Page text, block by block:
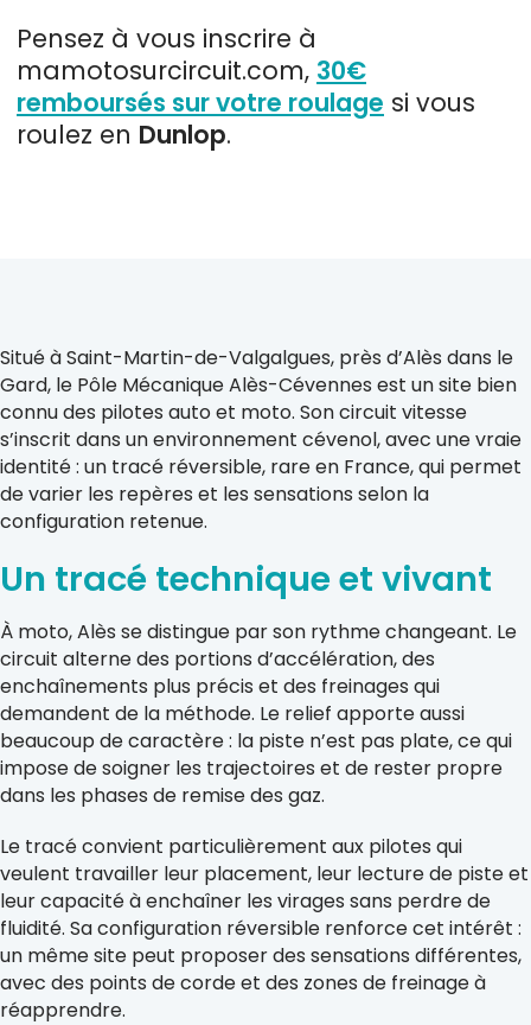
Pensez à vous inscrire à
mamotosurcircuit.com, 30€
remboursés sur votre roulage si vous
roulez en Dunlop.
Situé à Saint-Martin-de-Valgalgues, près d’Alès dans le
Gard, le Pôle Mécanique Alès-Cévennes est un site bien
connu des pilotes auto et moto. Son circuit vitesse
s’inscrit dans un environnement cévenol, avec une vraie
identité : un tracé réversible, rare en France, qui permet
de varier les repères et les sensations selon la
configuration retenue.
Un tracé technique et vivant
À moto, Alès se distingue par son rythme changeant. Le
circuit alterne des portions d’accélération, des
enchaînements plus précis et des freinages qui
demandent de la méthode. Le relief apporte aussi
beaucoup de caractère : la piste n’est pas plate, ce qui
impose de soigner les trajectoires et de rester propre
dans les phases de remise des gaz.
Le tracé convient particulièrement aux pilotes qui
veulent travailler leur placement, leur lecture de piste et
leur capacité à enchaîner les virages sans perdre de
fluidité. Sa configuration réversible renforce cet intérêt :
un même site peut proposer des sensations différentes,
avec des points de corde et des zones de freinage à
réapprendre.